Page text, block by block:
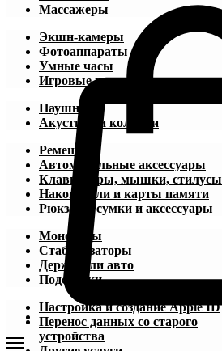
Массажеры
Экшн-камеры
Фотоаппараты
Умные часы
Игровые приставки
Наушники
Акустика и колонки
Ремешки
Автомобильные аксессуары
Клавиатуры, мышки, стилусы
Накопители и карты памяти
Рюкзаки, сумки и аксессуары
Моноподы
Стабилизаторы
Держатели авто
Подставки
Настройка и создание Apple ID
Перенос данных со старого
устройства